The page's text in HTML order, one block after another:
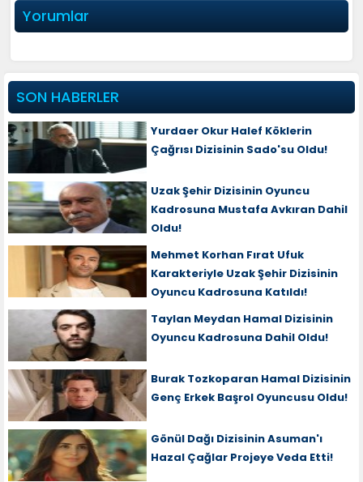
Yorumlar
SON HABERLER
Yurdaer Okur Halef Köklerin
Çağrısı Dizisinin Sado'su Oldu!
Uzak Şehir Dizisinin Oyuncu
Kadrosuna Mustafa Avkıran Dahil
Oldu!
Mehmet Korhan Fırat Ufuk
Karakteriyle Uzak Şehir Dizisinin
Oyuncu Kadrosuna Katıldı!
Taylan Meydan Hamal Dizisinin
Oyuncu Kadrosuna Dahil Oldu!
Burak Tozkoparan Hamal Dizisinin
Genç Erkek Başrol Oyuncusu Oldu!
Gönül Dağı Dizisinin Asuman'ı
Hazal Çağlar Projeye Veda Etti!